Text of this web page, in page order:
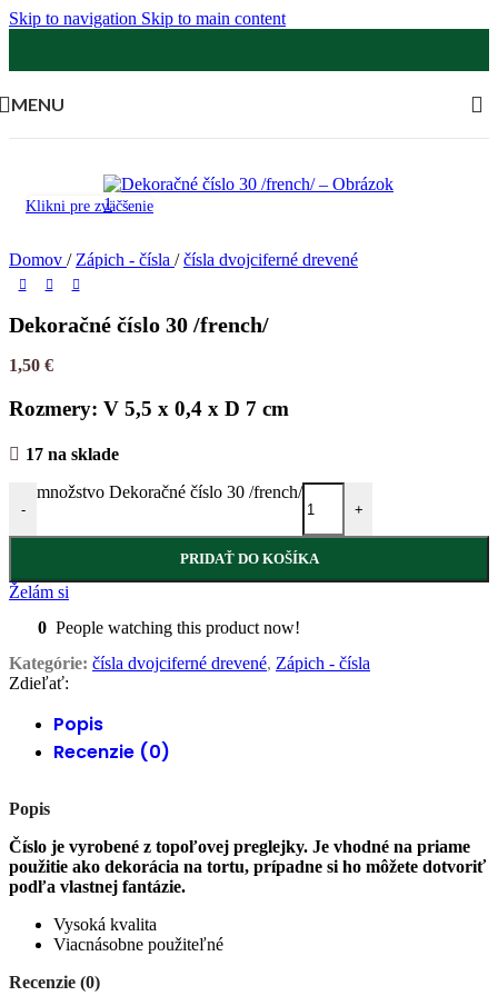
Skip to navigation Skip to main content
MENU
Klikni pre zväčšenie
Domov / Zápich - čísla / čísla dvojciferné drevené
Dekoračné číslo 30 /french/
1,50 €
Rozmery: V 5,5 x 0,4 x D 7 cm
17 na sklade
-
množstvo Dekoračné číslo 30 /french/
+
PRIDAŤ DO KOŠÍKA
Želám si
0 People watching this product now!
Kategórie: čísla dvojciferné drevené, Zápich - čísla
Zdieľať:
Popis
Recenzie (0)
Popis
Číslo je vyrobené z topoľovej preglejky. Je vhodné na priame
použitie ako dekorácia na tortu, prípadne si ho môžete dotvoriť
podľa vlastnej fantázie.
Vysoká kvalita
Viacnásobne použiteľné
Recenzie (0)